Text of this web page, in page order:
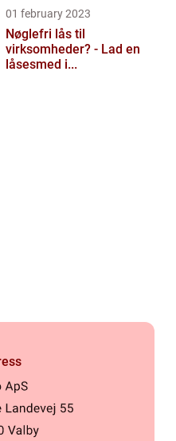
01 february 2023
Nøglefri lås til
virksomheder? - Lad en
låsesmed i...